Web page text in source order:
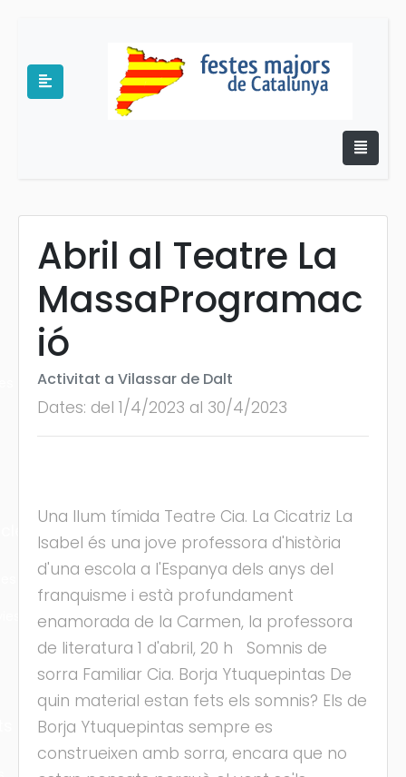
Abril al Teatre La
MassaProgramac
ió
Activitat a Vilassar de Dalt
Dates: del 1/4/2023 al 30/4/2023
Una llum tímida Teatre Cia. La Cicatriz La
Isabel és una jove professora d'història
d'una escola a l'Espanya dels anys del
franquisme i està profundament
enamorada de la Carmen, la professora
de literatura 1 d'abril, 20 h Somnis de
sorra Familiar Cia. Borja Ytuquepintas De
quin material estan fets els somnis? Els de
Borja Ytuquepintas sempre es
construeixen amb sorra, encara que no